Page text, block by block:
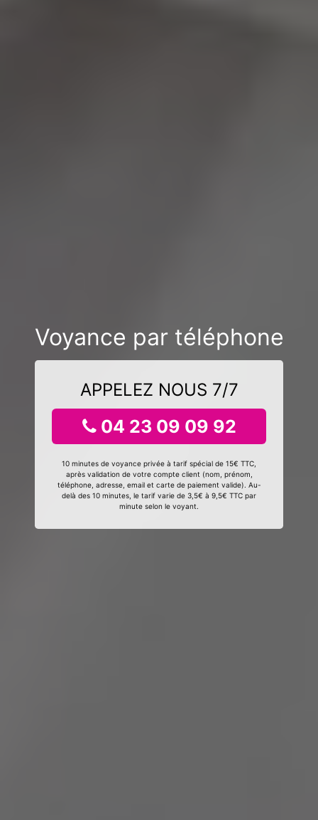
Voyance par téléphone
APPELEZ NOUS 7/7
04 23 09 09 92
10 minutes de voyance privée à tarif spécial de 15€ TTC,
après validation de votre compte client (nom, prénom,
téléphone, adresse, email et carte de paiement valide). Au-
delà des 10 minutes, le tarif varie de 3,5€ à 9,5€ TTC par
minute selon le voyant.